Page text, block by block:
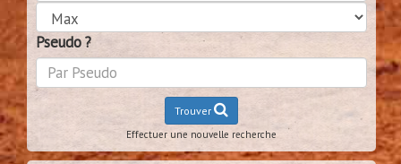
Pseudo ?
Trouver
Effectuer une nouvelle recherche